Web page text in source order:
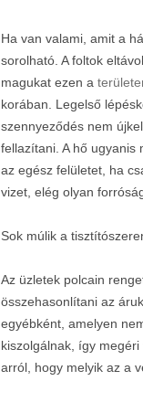
Ha van valami, amit a
sorolható. A foltok
magukat ezen a
korában. Legelső
szennyeződés nem
fellazítani. A hő ugyanis
az egész felületet, ha
vizet, elég olyan
Sok múlik a
Az üzletek polcain
összehasonlítani az
egyébként, amelyen
kiszolgálnak, így
arról, hogy melyik az a